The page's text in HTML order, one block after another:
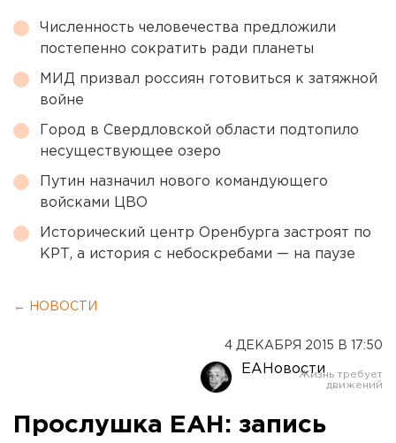
Численность человечества предложили
постепенно сократить ради планеты
МИД призвал россиян готовиться к затяжной
войне
Город в Свердловской области подтопило
несуществующее озеро
Путин назначил нового командующего
войсками ЦВО
Исторический центр Оренбурга застроят по
КРТ, а история с небоскребами — на паузе
← НОВОСТИ
4 ДЕКАБРЯ 2015 В 17:50
ЕАНовости
Прослушка ЕАН: запись